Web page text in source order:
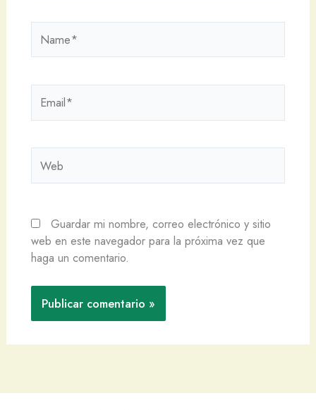
Guardar mi nombre, correo electrónico y sitio
web en este navegador para la próxima vez que
haga un comentario.